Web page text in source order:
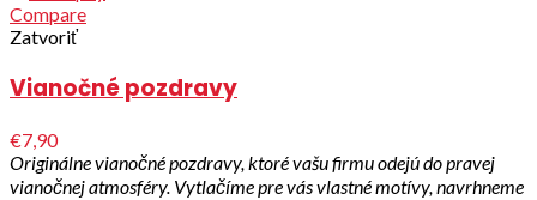
Compare
Zatvoriť
Vianočné pozdravy
€7,90
Originálne vianočné pozdravy, ktoré vašu firmu odejú do pravej
vianočnej atmosféry. Vytlačíme pre vás vlastné motívy, navrhneme